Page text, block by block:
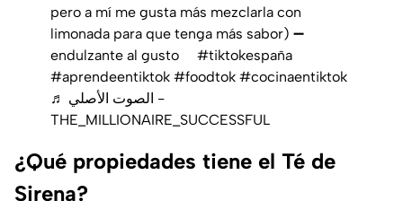
pero a mí me gusta más mezclarla con
limonada para que tenga más sabor) ➖
endulzante al gusto ⁣ ⁣ ⁣ ⁣ #tiktokespaña
#aprendeentiktok #foodtok #cocinaentiktok
♬ الصوت الأصلي -
THE_MILLIONAIRE_SUCCESSFUL
¿Qué propiedades tiene el Té de
Sirena?